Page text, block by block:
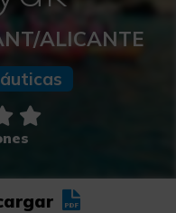
Rural
ALICANTE